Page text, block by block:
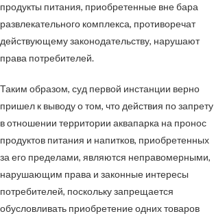
продукты питания, приобретенные вне бара
развлекательного комплекса, противоречат
действующему законодательству, нарушают
права потребителей.
Таким образом, суд первой инстанции верно
пришел к выводу о том, что действия по запрету
в отношении территории аквапарка на пронос
продуктов питания и напитков, приобретенных
за его пределами, являются неправомерными,
нарушающим права и законные интересы
потребителей, поскольку запрещается
обусловливать приобретение одних товаров